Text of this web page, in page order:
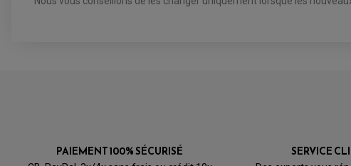
PAIEMENT 100% SÉCURISÉ SERVICE